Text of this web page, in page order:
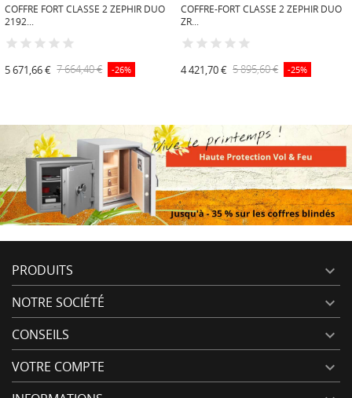
COFFRE FORT CLASSE 2 ZEPHIR DUO
2192...
5 671,66 € 7 664,40 € -26%
COFFRE-FORT CLASSE 2 ZEPHIR DUO
ZR...
4 421,70 € 5 895,60 € -25%
PRODUITS 
NOTRE SOCIÉTÉ 
CONSEILS 
VOTRE COMPTE 